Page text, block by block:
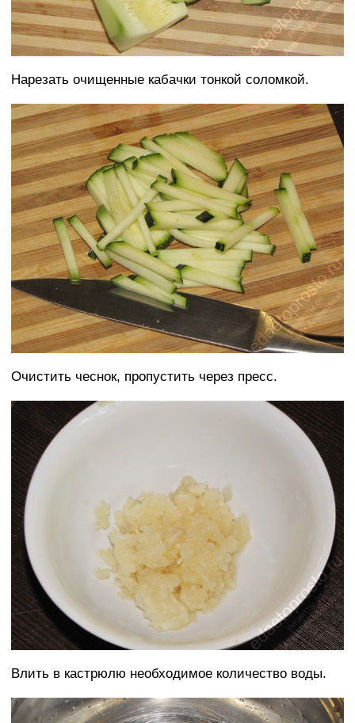
Нарезать очищенные кабачки тонкой соломкой.
Очистить чеснок, пропустить через пресс.
Влить в кастрюлю необходимое количество воды.